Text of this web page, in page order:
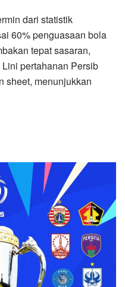
dari statistik
60% penguasaan bola
tepat sasaran,
pertahanan Persib
sheet, menunjukkan